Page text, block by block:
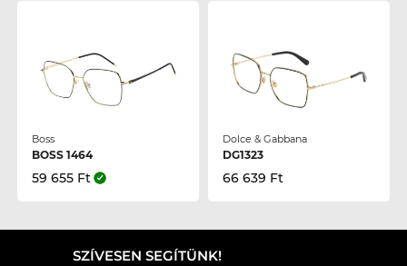
Boss
BOSS 1464
59 655 Ft
Dolce & Gabbana
DG1323
66 639 Ft
SZÍVESEN SEGÍTÜNK!